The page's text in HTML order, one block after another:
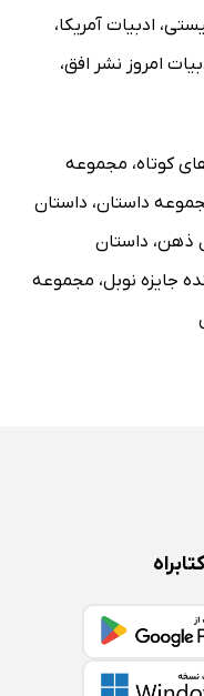
، ادبیات آمریکا،
امروز نشر افق،
کوتاه، مجموعه
داستان، داستان
ذهن، داستان
جایزه نوبل، مجموعه